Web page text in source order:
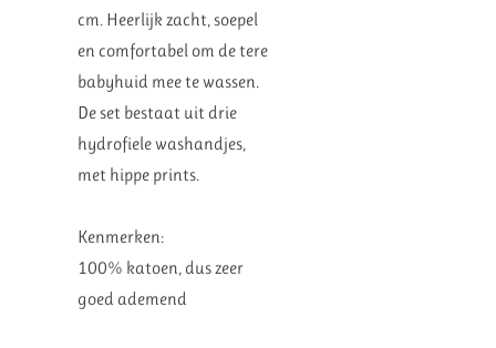
cm. Heerlijk zacht, soepel
en comfortabel om de tere
babyhuid mee te wassen.
De set bestaat uit drie
hydrofiele washandjes,
met hippe prints.
Kenmerken:
100% katoen, dus zeer
goed ademend